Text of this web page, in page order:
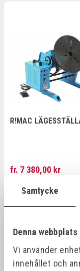
Samtycke
Denna
Vi använder
innehållet och
R!MAC
fr. 7 380,00 kr